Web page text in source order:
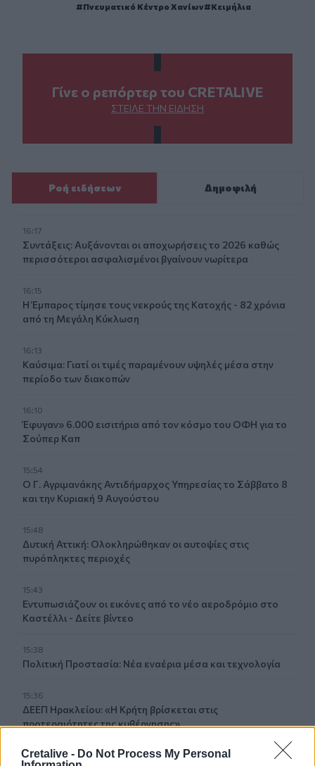
Cretalive - Do Not Process My Personal
Πνευματικό Κέντρο Χανίων Κειμήλια
Γίνε ο ρεπόρτερ του CRETALIVE
ΣΤΕΊΛΕ ΤΗΝ ΕΊΔΗΣΗ
Ροή ειδήσεων Δημοφιλή
16:17
Συντάξεις: Αυξάνονται οι αποχωρήσεις το 2026 καθώς
περισσότεροι ασφαλισμένοι βγαίνουν νωρίτερα
16:15
Η Έμπαρος τίμησε τους νεκρούς της Κατοχής - 82 χρόνια
από τη Μεγάλη Κύκλωση
16:13
Καύσιμα: Γιατί οι τιμές παραμένουν υψηλές μέσα στην
περίοδο των διακοπών
16:10
Έφυγαν» 6.000 εισιτήρια από τον κόσμο του ΟΦΗ για το
Σούπερ Καπ
15:54
Ο Γ. Αγριμανάκης Αντιδήμαρχος Υπηρεσίας το Σάββατο 8
και την Κυριακή 9 Αυγούστου
15:48
Δυτική Αττική: Ολοκληρώθηκαν οι αυτοψίες στις
πυρόπληκτες περιοχές
15:43
Εντυπωσιάζουν οι εικόνες από το νέο αεροδρόμιο στο
Καστέλλι - Δείτε βίντεο
15:38
Πολιτική Προστασία: Νέα εναέρια μέσα και τεχνολογία
15:36
ΔΕΕΠ Ηρακλείου: «Η Κρήτη βρίσκεται στις
προτεραιότητες της κυβέρνησης»
15:30